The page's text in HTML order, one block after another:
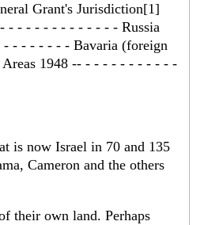
Grant's Jurisdiction[1]
- - - - - - - - - - - - - Russia
- - - - - - - Bavaria (foreign
1948 -- - - - - - - - - - - -
is now Israel in 70 and 135
Cameron and the others
their own land. Perhaps